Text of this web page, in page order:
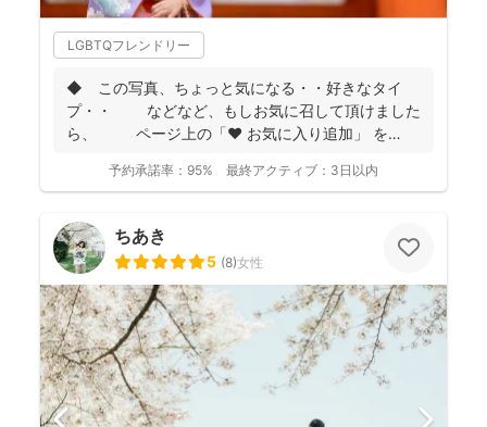
LGBTQフレンドリー
◆ この写真、ちょっと気になる・・好きなタイ
プ・・ などなど、もしお気に召して頂けました
ら、 ページ上の「❤ お気に入り追加」 を
予約承諾率： 95% 最終アクティブ： 3日以内
ちあき
5 (8)女性